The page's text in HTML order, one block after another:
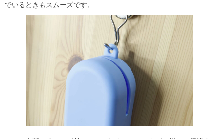
でいるときもスムーズです。